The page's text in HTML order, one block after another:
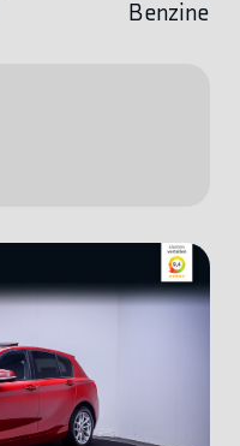
Benzine